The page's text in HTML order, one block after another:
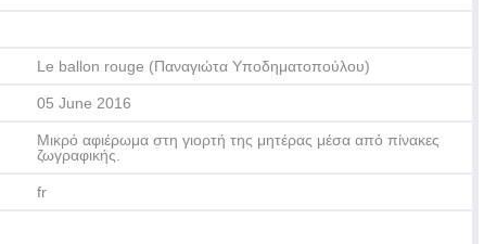
Le ballon rouge (Παναγιώτα Υποδηματοπούλου)
05 June 2016
Μικρό αφιέρωμα στη γιορτή της μητέρας μέσα από πίνακες
ζωγραφικής.
fr